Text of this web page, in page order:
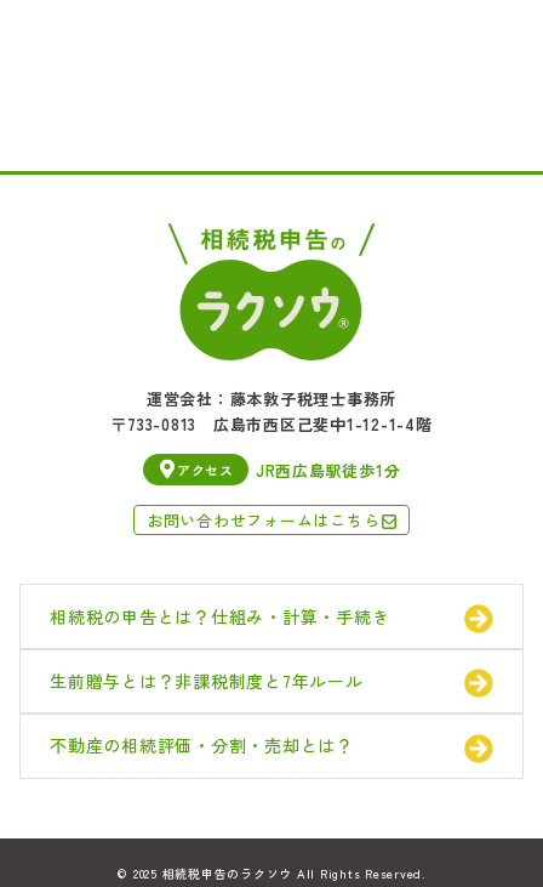
相続手続きの流れ６ステップ
相続税の申告とは？仕組み・計算・手続き
死亡保険金にかかる税金は？ LINE
運営会社：藤本敦子税理士事務所
〒733-0813 広島市西区己斐中1-12-1-4階
アクセス JR西広島駅徒歩1分
お問い合わせフォームはこちら
相続税の申告とは？仕組み・計算・手続き
生前贈与とは？非課税制度と7年ルール
不動産の相続評価・分割・売却とは？
© 2025 相続税申告のラクソウ All Rights Reserved.